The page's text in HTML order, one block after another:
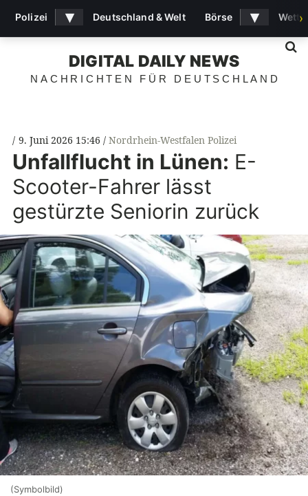
DIGITAL DAILY NEWS
NACHRICHTEN FÜR DEUTSCHLAND
9. Juni 2026 15:46 Nordrhein-Westfalen Polizei
Unfallflucht in Lünen: E-
Scooter-Fahrer lässt
gestürzte Seniorin zurück
(Symbolbild)
Polizei ▾ Deutschland & Welt Börse ▾ ›